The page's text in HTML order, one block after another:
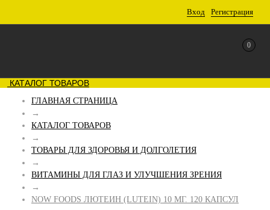
Вход Регистрация
0
КАТАЛОГ ТОВАРОВ
ГЛАВНАЯ СТРАНИЦА
→
КАТАЛОГ ТОВАРОВ
→
ТОВАРЫ ДЛЯ ЗДОРОВЬЯ И ДОЛГОЛЕТИЯ
→
ВИТАМИНЫ ДЛЯ ГЛАЗ И УЛУЧШЕНИЯ ЗРЕНИЯ
→
NOW FOODS ЛЮТЕИН (LUTEIN) 10 МГ. 120 КАПСУЛ